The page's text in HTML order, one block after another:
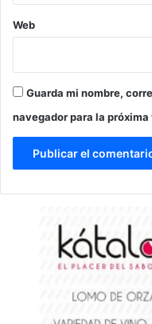
Web
Guarda mi nombre,
navegador para la